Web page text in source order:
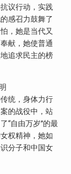
议行动，实践
感召力鼓舞了
，她是当代又
献，她使普通
追求民主的榜
统，身体力行
的战役中，站
“自由万岁”的最
权精神，她如​
分子和中国女